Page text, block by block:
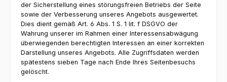
der Sicherstellung eines störungsfreien Betriebs der Seite
sowie der Verbesserung unseres Angebots ausgewertet.
Dies dient gemäß Art. 6 Abs. 1 S. 1 lit. f DSGVO der
Wahrung unserer im Rahmen einer Interessensabwägung
überwiegenden berechtigten Interessen an einer korrekten
Darstellung unseres Angebots. Alle Zugriffsdaten werden
spätestens sieben Tage nach Ende Ihres Seitenbesuchs
gelöscht.